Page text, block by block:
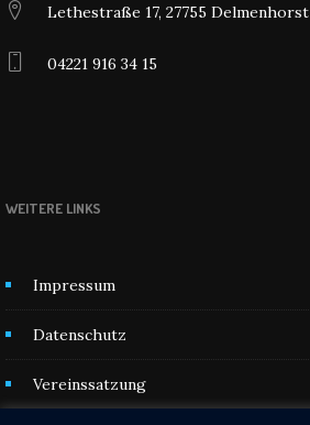
Lethestraße 17, 27755 Delmenhorst
04221 916 34 15
WEITERE LINKS
Impressum
Datenschutz
Vereinssatzung